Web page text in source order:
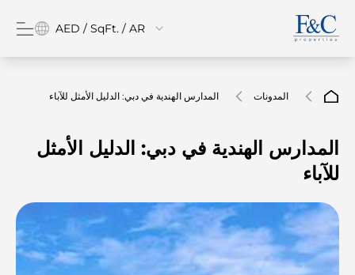
AED / SqFt. / AR
المدونات المدارس الهندية في دبي: الدليل الأمثل للآباء
المدارس الهندية في دبي: الدليل الأمثل
للآباء